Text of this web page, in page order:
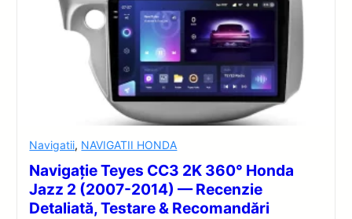
Navigatii, NAVIGATII HONDA
Navigație Teyes CC3 2K 360° Honda
Jazz 2 (2007-2014) — Recenzie
Detaliată, Testare & Recomandări